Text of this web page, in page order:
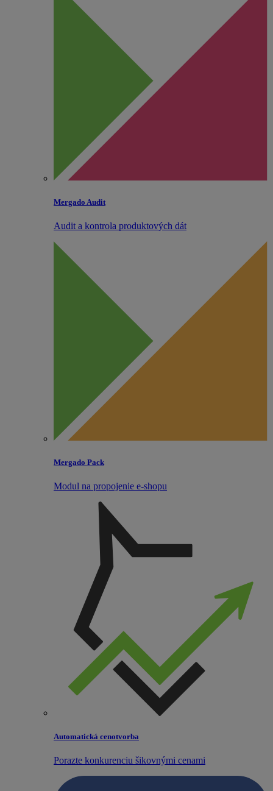
Mergado Audit
Audit a kontrola produktových dát
Mergado Pack
Modul na propojenie e‑shopu
Automatická cenotvorba
Porazte konkurenciu šikovnými cenami